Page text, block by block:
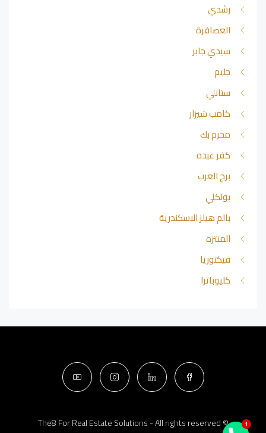
رشدي
العصافرة
سيدي جابر
جليم
ستانلي
كامب شيزار
محرم بك
كفر عبده
برج العرب
بولكلي
بالم هيلز الاسكندرية
المنتزه
فيكتوريا
كليوباترا
© The8 For Real Estate Solutions - All rights reserved